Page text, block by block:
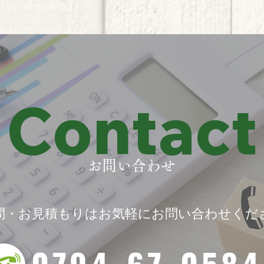
Contact
お問い合わせ
・お見積もりはお気軽にお問い合わせくだ